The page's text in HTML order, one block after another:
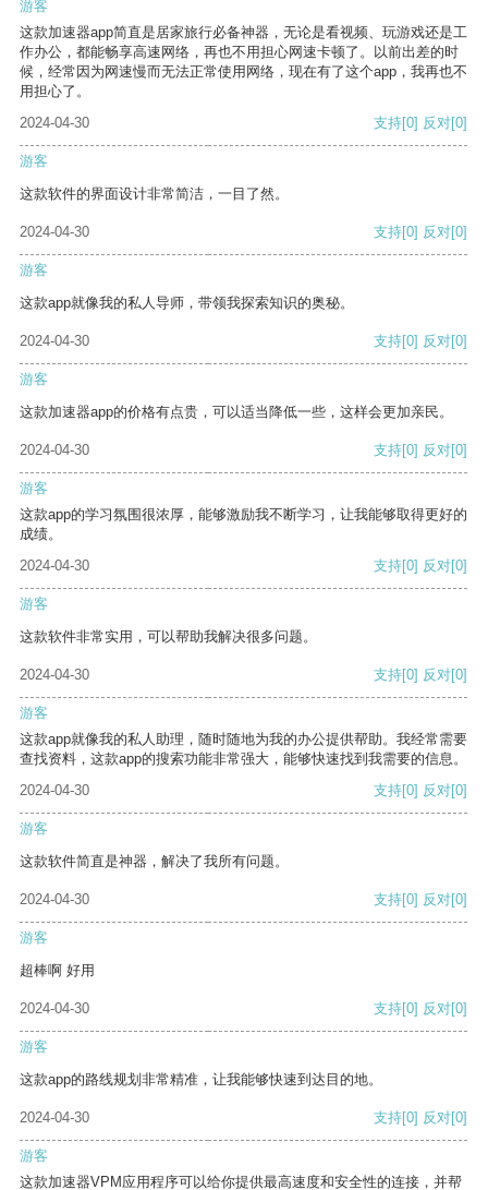
游客
这款加速器app简直是居家旅行必备神器，无论是看视频、玩游戏还是工
作办公，都能畅享高速网络，再也不用担心网速卡顿了。以前出差的时
候，经常因为网速慢而无法正常使用网络，现在有了这个app，我再也不
用担心了。
2024-04-30
支持[0] 反对[0]
游客
这款软件的界面设计非常简洁，一目了然。
2024-04-30 支持[0] 反对[0]
游客
这款app就像我的私人导师，带领我探索知识的奥秘。
2024-04-30 支持[0] 反对[0]
游客
这款加速器app的价格有点贵，可以适当降低一些，这样会更加亲民。
2024-04-30 支持[0] 反对[0]
游客
这款app的学习氛围很浓厚，能够激励我不断学习，让我能够取得更好的
成绩。
2024-04-30
支持[0] 反对[0]
游客
这款软件非常实用，可以帮助我解决很多问题。
2024-04-30 支持[0] 反对[0]
游客
这款app就像我的私人助理，随时随地为我的办公提供帮助。我经常需要
查找资料，这款app的搜索功能非常强大，能够快速找到我需要的信息。
2024-04-30
支持[0] 反对[0]
游客
这款软件简直是神器，解决了我所有问题。
2024-04-30 支持[0] 反对[0]
游客
超棒啊 好用
2024-04-30 支持[0] 反对[0]
游客
这款app的路线规划非常精准，让我能够快速到达目的地。
2024-04-30 支持[0] 反对[0]
游客
这款加速器VPM应用程序可以给你提供最高速度和安全性的连接，并帮